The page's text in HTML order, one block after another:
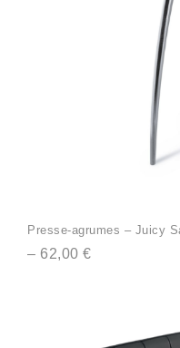
Presse-agrumes – Juicy
– 62,00 €